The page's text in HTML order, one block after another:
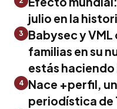
julio en la
3
Babysec y
familias en su
estás haciendo
4 Nace +perfil,
periodística de